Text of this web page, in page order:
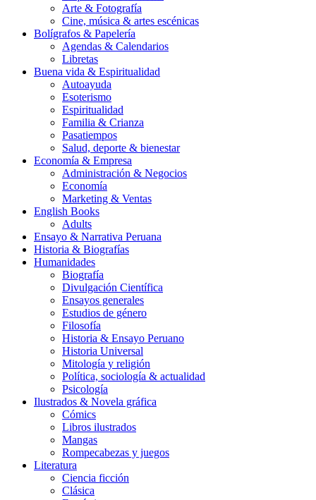
Arte & Fotografía
Cine, música & artes escénicas
Bolígrafos & Papelería
Agendas & Calendarios
Libretas
Buena vida & Espiritualidad
Autoayuda
Esoterismo
Espiritualidad
Familia & Crianza
Pasatiempos
Salud, deporte & bienestar
Economía & Empresa
Administración & Negocios
Economía
Marketing & Ventas
English Books
Adults
Ensayo & Narrativa Peruana
Historia & Biografías
Humanidades
Biografía
Divulgación Científica
Ensayos generales
Estudios de género
Filosofía
Historia & Ensayo Peruano
Historia Universal
Mitología y religión
Política, sociología & actualidad
Psicología
Ilustrados & Novela gráfica
Cómics
Libros ilustrados
Mangas
Rompecabezas y juegos
Literatura
Ciencia ficción
Clásica